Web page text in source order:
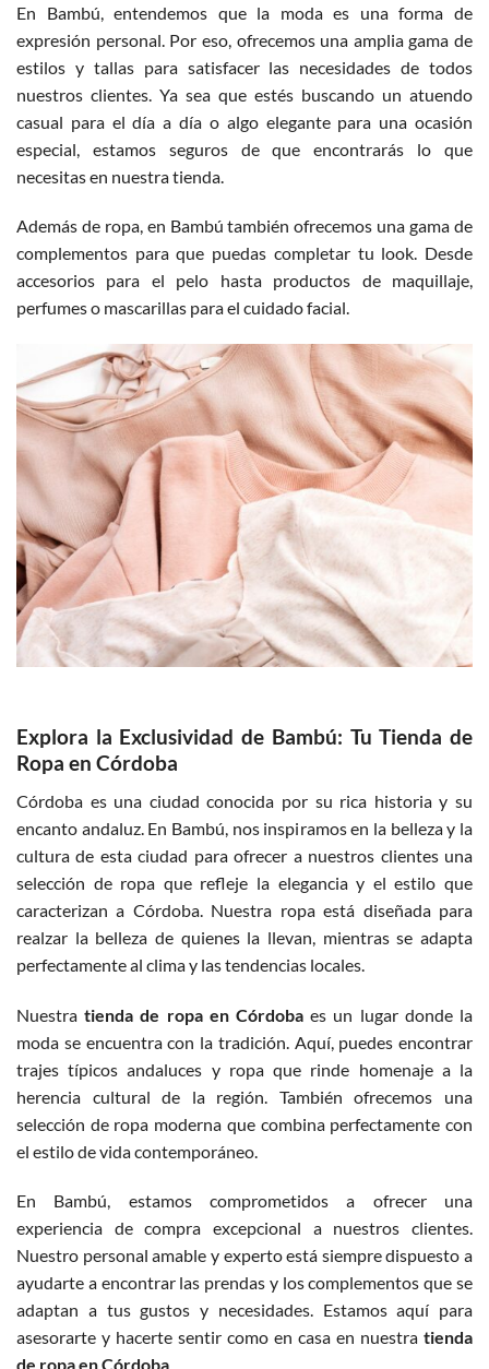
En Bambú, entendemos que la moda es una forma de
expresión personal. Por eso, ofrecemos una amplia gama de
estilos y tallas para satisfacer las necesidades de todos
nuestros clientes. Ya sea que estés buscando un atuendo
casual para el día a día o algo elegante para una ocasión
especial, estamos seguros de que encontrarás lo que
necesitas en nuestra tienda.
Además de ropa, en Bambú también ofrecemos una gama de
complementos para que puedas completar tu look. Desde
accesorios para el pelo hasta productos de maquillaje,
perfumes o mascarillas para el cuidado facial.
Explora la Exclusividad de Bambú: Tu Tienda de
Ropa en Córdoba
Córdoba es una ciudad conocida por su rica historia y su
encanto andaluz. En Bambú, nos inspiramos en la belleza y la
cultura de esta ciudad para ofrecer a nuestros clientes una
selección de ropa que refleje la elegancia y el estilo que
caracterizan a Córdoba. Nuestra ropa está diseñada para
realzar la belleza de quienes la llevan, mientras se adapta
perfectamente al clima y las tendencias locales.
Nuestratienda de ropa en Córdoba es un lugar donde la
moda se encuentra con la tradición. Aquí, puedes encontrar
trajes típicos andaluces y ropa que rinde homenaje a la
herencia cultural de la región. También ofrecemos una
selección de ropa moderna que combina perfectamente con
el estilo de vida contemporáneo.
En Bambú, estamos comprometidos a ofrecer una
experiencia de compra excepcional a nuestros clientes.
Nuestro personal amable y experto está siempre dispuesto a
ayudarte a encontrar las prendas y los complementos que se
adaptan a tus gustos y necesidades. Estamos aquí para
asesorarte y hacerte sentir como en casa en nuestra tienda
de ropa en Córdoba